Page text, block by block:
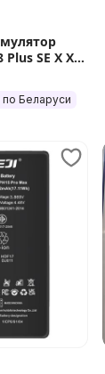
Plus SE X Xr
16 Mini Pro
Беларуси